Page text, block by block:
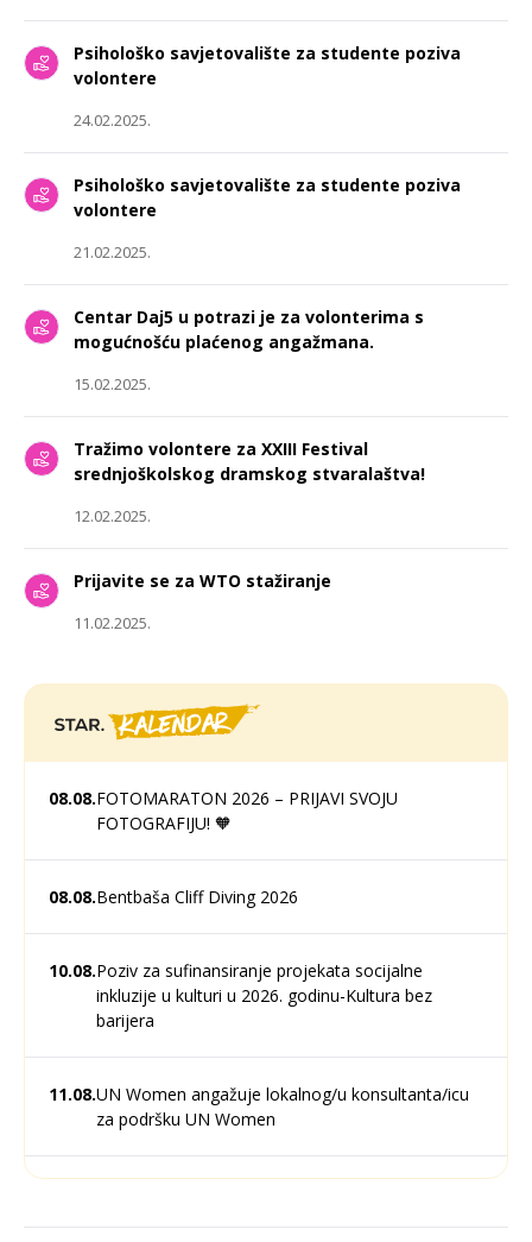
Psihološko savjetovalište za studente poziva
volontere
24.02.2025.
Psihološko savjetovalište za studente poziva
volontere
21.02.2025.
Centar Daj5 u potrazi je za volonterima s
mogućnošću plaćenog angažmana.
15.02.2025.
Tražimo volontere za XXIII Festival
srednjoškolskog dramskog stvaralaštva!
12.02.2025.
Prijavite se za WTO stažiranje
11.02.2025.
08.08.FOTOMARATON 2026 – PRIJAVI SVOJU
FOTOGRAFIJU! 🧡
08.08.Bentbaša Cliff Diving 2026
10.08.Poziv za sufinansiranje projekata socijalne
inkluzije u kulturi u 2026. godinu-Kultura bez
barijera
11.08.UN Women angažuje lokalnog/u konsultanta/icu
za podršku UN Women